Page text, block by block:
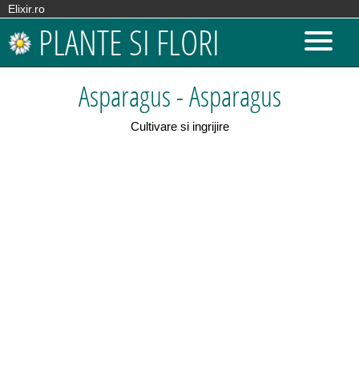
Elixir.ro
PLANTE SI FLORI
Asparagus - Asparagus
Cultivare si ingrijire